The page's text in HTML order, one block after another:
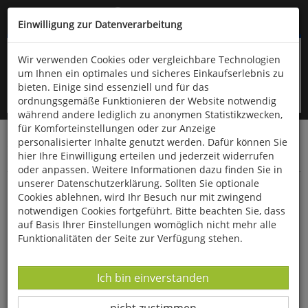
Kompletten Head der Seite überspringen
oder (06766) 9323-960
Startseite Bücher Downloads
Zeitschriften
SportPraxis
Spielehits
Einwilligung zur Datenverarbeitung
Wir verwenden Cookies oder vergleichbare Technologien
um Ihnen ein optimales und sicheres Einkaufserlebnis zu
bieten. Einige sind essenziell und für das
ordnungsgemäße Funktionieren der Website notwendig
während andere lediglich zu anonymen Statistikzwecken,
für Komforteinstellungen oder zur Anzeige
personalisierter Inhalte genutzt werden. Dafür können Sie
hier Ihre Einwilligung erteilen und jederzeit widerrufen
oder anpassen. Weitere Informationen dazu finden Sie in
unserer Datenschutzerklärung. Sollten Sie optionale
Cookies ablehnen, wird Ihr Besuch nur mit zwingend
notwendigen Cookies fortgeführt. Bitte beachten Sie, dass
auf Basis Ihrer Einstellungen womöglich nicht mehr alle
Funktionalitäten der Seite zur Verfügung stehen.
Datenverarbeitung -
Ich bin einverstanden